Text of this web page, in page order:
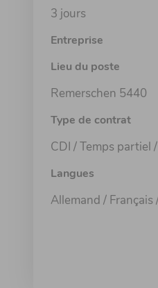
3 jours
Entreprise
Lieu du poste
Remerschen 5440
Type de contrat
CDI / Temps partiel
Langues
Allemand / Français